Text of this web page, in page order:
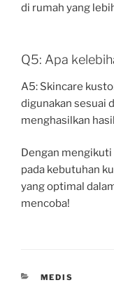
di rumah yang
Q5: Apa
A5: Skincare
digunakan sesuai
menghasilkan
Dengan
pada kebutuhan
yang optimal
mencoba!
CATEGORIES
MEDIS